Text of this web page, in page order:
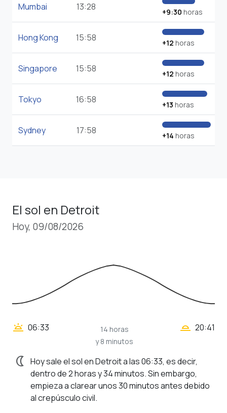
Mumbai 13:28 +9:30 horas
Hong Kong 15:58 +12 horas
Singapore 15:58 +12 horas
Tokyo 16:58 +13 horas
Sydney 17:58 +14 horas
El sol en Detroit
Hoy, 09/08/2026
wb_twilight 06:33
14 horas
y 8 minutos
wb_twilight_2 20:41
nightlight Hoy sale el sol en Detroit a las 06:33, es decir,
dentro de 2 horas y 34 minutos. Sin embargo,
empieza a clarear unos 30 minutos antes debido
al crepúsculo civil.